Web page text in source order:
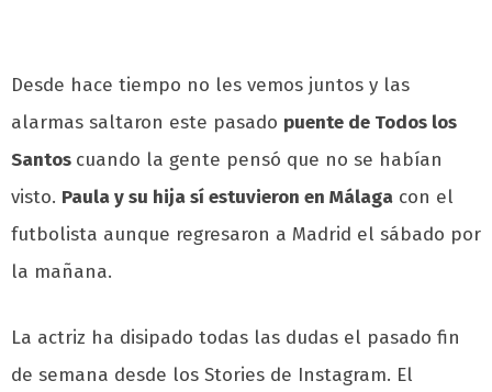
Desde hace tiempo no les vemos juntos y las
alarmas saltaron este pasado puente de Todos los
Santos cuando la gente pensó que no se habían
visto. Paula y su hija sí estuvieron en Málaga con el
futbolista aunque regresaron a Madrid el sábado por
la mañana.
La actriz ha disipado todas las dudas el pasado fin
de semana desde los Stories de Instagram. El